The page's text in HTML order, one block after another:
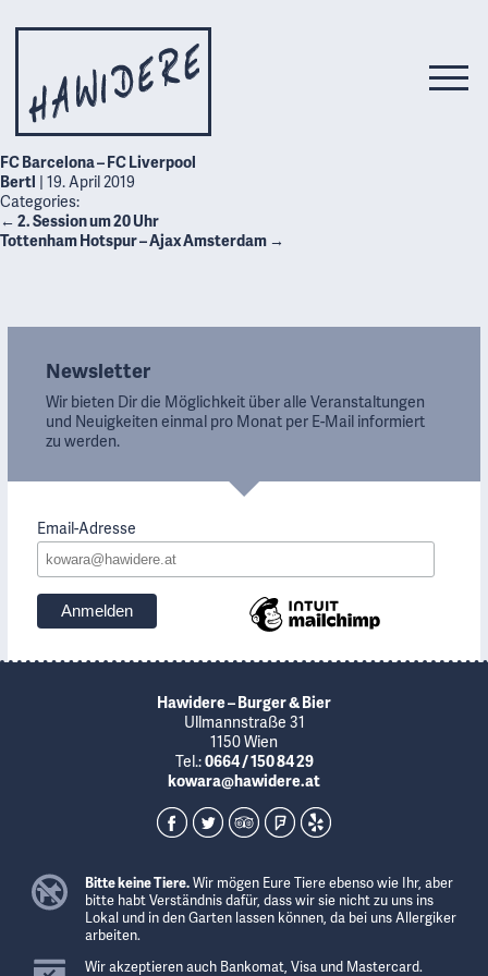
FC Barcelona – FC Liverpool
Bertl | 19. April 2019
Categories:
← 2. Session um 20 Uhr
Tottenham Hotspur – Ajax Amsterdam →
Newsletter
Wir bieten Dir die Möglichkeit über alle Veranstaltungen
und Neuigkeiten einmal pro Monat per E-Mail informiert
zu werden.
Email-Adresse
Hawidere – Burger & Bier
Ullmannstraße 31
1150 Wien
Tel.:0664 / 150 84 29
kowara@hawidere.at
Bitte keine Tiere.Wir mögen Eure Tiere ebenso wie Ihr, aber
bitte habt Verständnis dafür, dass wir sie nicht zu uns ins
Lokal und in den Garten lassen können, da bei uns Allergiker
arbeiten.
Wir akzeptieren auch Bankomat, Visa und Mastercard.